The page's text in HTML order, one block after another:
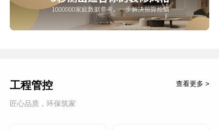
工程管控
匠心品质，环保筑家
查看更多 >